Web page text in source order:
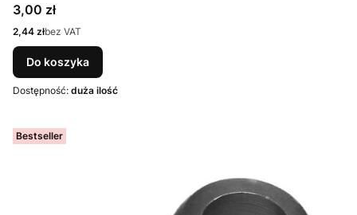
Cena
3,00 zł
Cena
2,44 złbez VAT
Do koszyka
Dostępność: duża ilość
Bestseller